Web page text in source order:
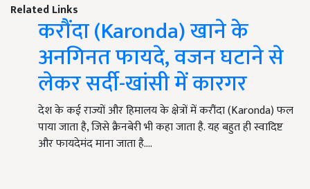
Related Links
करौंदा (Karonda) खाने के
अनगिनत फायदे, वजन घटाने से
लेकर सर्दी-खांसी में कारगर
देश के कई राज्यों और हिमालय के क्षेत्रों में करौंदा (Karonda) फल
पाया जाता है, जिसे क्रैनबेरी भी कहा जाता है. यह बहुत ही स्वादिष्ट
और फायदेमंद माना जाता है.…